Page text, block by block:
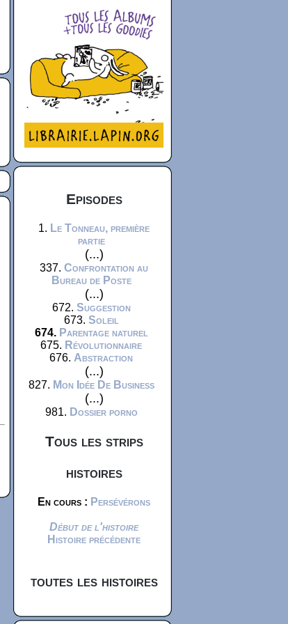
Episodes
1. Le Tonneau, première
partie
(...)
337. Confrontation au
Bureau de Poste
(...)
672. Suggestion
673. Soleil
674. Parentage naturel
675. Révolutionnaire
676. Abstraction
(...)
827. Mon Idée De Business
(...)
981. Dossier porno
Tous les strips
histoires
En cours : Persévérons
Début de l'histoire
Histoire précédente
toutes les histoires